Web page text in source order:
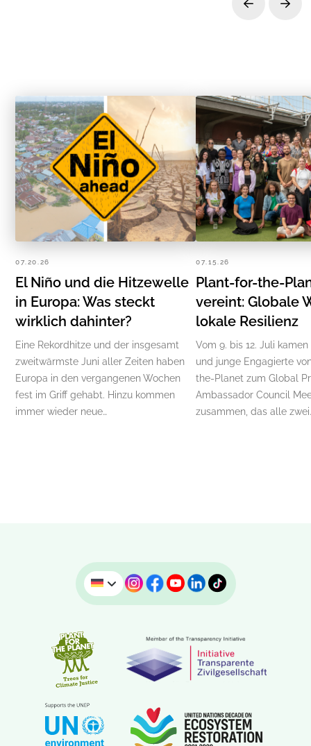
Prev Next
07.20.26
El Niño und die Hitzewelle
in Europa: Was steckt
wirklich dahinter?
Eine Rekordhitze und der insgesamt
zweitwärmste Juni aller Zeiten haben
Europa in den vergangenen Wochen
fest im Griff gehabt. Hinzu kommen
immer wieder neue…
07.15.26
Plant-for-the-
vereint: Globale
lokale Resilienz
Vom 9. bis 12. Juli
und junge Engagierte
the-Planet zum Global
Ambassador Council
zusammen, das alle